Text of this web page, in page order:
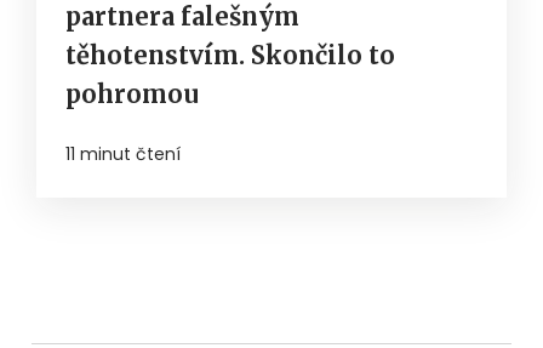
partnera falešným
těhotenstvím. Skončilo to
pohromou
11 minut čtení